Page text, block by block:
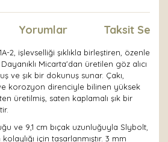
Yorumlar Taksit
2, işlevselliği şıklıkla birleştiren, özenle
Dayanıklı Micarta'dan üretilen göz alıcı
ve şık bir dokunuş sunar. Çakı,
korozyon direnciyle bilinen yüksek
üretilmiş, saten kaplamalı şık bir
ve 9,1 cm bıçak uzunluğuyla Slybolt,
için tasarlanmıştır. 3 mm